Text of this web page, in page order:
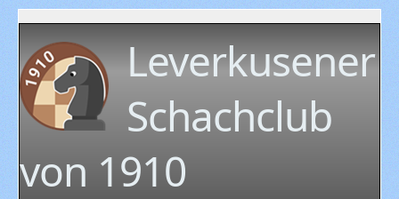
Leverkusener
Schachclub
von 1910